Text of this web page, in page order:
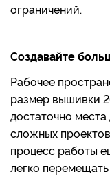
ограничений.
Создавайте
Рабочее
размер вышивки
достаточно
сложных
процесс работы
легко